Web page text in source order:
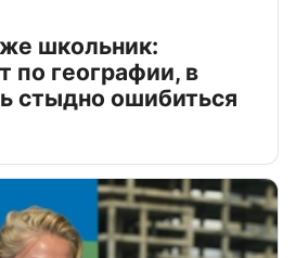
школьник:
по географии, в
стыдно ошибиться